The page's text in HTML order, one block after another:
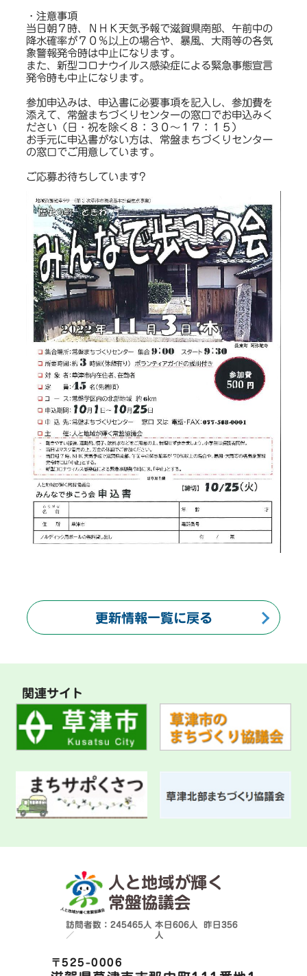
・注意事項
当日朝７時、ＮＨＫ天気予報で滋賀県南部、午前中の
降水確率が７０％以上の場合や、暴風、大雨等の各気
象警報発令時は中止になります。
また、新型コロナウイルス感染症による緊急事態宣言
発令時も中止になります。
参加申込みは、申込書に必要事項を記入し、参加費を
添えて、常盤まちづくりセンターの窓口でお申込みく
ださい（日・祝を除く８：３０～１７：１５）
お手元に申込書がない方は、常盤まちづくりセンター
の窓口でご用意しています。
ご応募お待ちしています?
更新情報一覧に戻る
関連サイト
人と地域が輝く
常盤協議会
訪問者数：245465人
／
本日606人 昨日356
人
〒525-0006